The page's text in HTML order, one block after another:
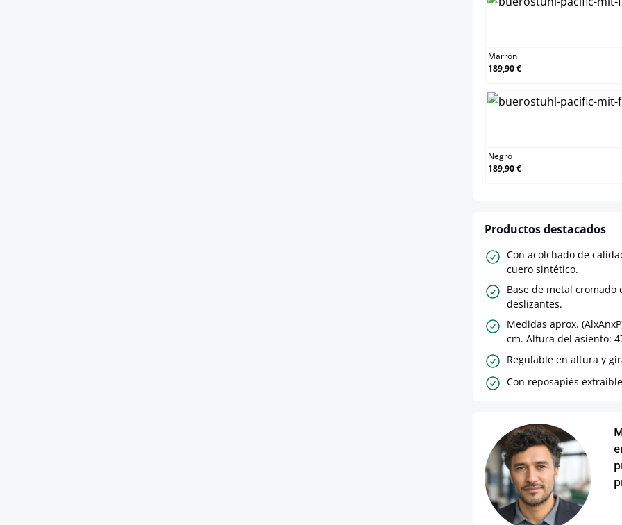
Marrón
189,90 €
Negro
189,90 €
Productos destacados
Con acolchado de
cuero sintético.
Base de metal cromado
deslizantes.
Medidas aprox.
cm. Altura del asiento:
Regulable en altura y
Con reposapiés